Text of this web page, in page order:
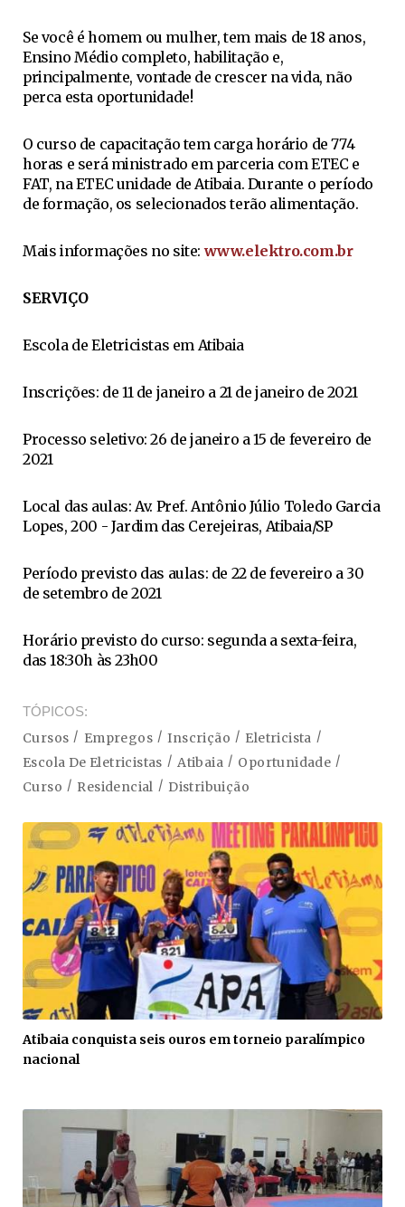
Se você é homem ou mulher, tem mais de 18 anos,
Ensino Médio completo, habilitação e,
principalmente, vontade de crescer na vida, não
perca esta oportunidade!
O curso de capacitação tem carga horário de 774
horas e será ministrado em parceria com ETEC e
FAT, na ETEC unidade de Atibaia. Durante o período
de formação, os selecionados terão alimentação.
Mais informações no site:www.elektro.com.br
SERVIÇO
Escola de Eletricistas em Atibaia
Inscrições: de 11 de janeiro a 21 de janeiro de 2021
Processo seletivo: 26 de janeiro a 15 de fevereiro de
2021
Local das aulas: Av. Pref. Antônio Júlio Toledo Garcia
Lopes, 200 - Jardim das Cerejeiras, Atibaia/SP
Período previsto das aulas: de 22 de fevereiro a 30
de setembro de 2021
Horário previsto do curso: segunda a sexta-feira,
das 18:30h às 23h00
TÓPICOS
Cursos Empregos Inscrição
Eletricista
Escola De Eletricistas
Atibaia
Oportunidade
Curso
Residencial Distribuição
Atibaia conquista seis ouros em torneio paralímpico
nacional